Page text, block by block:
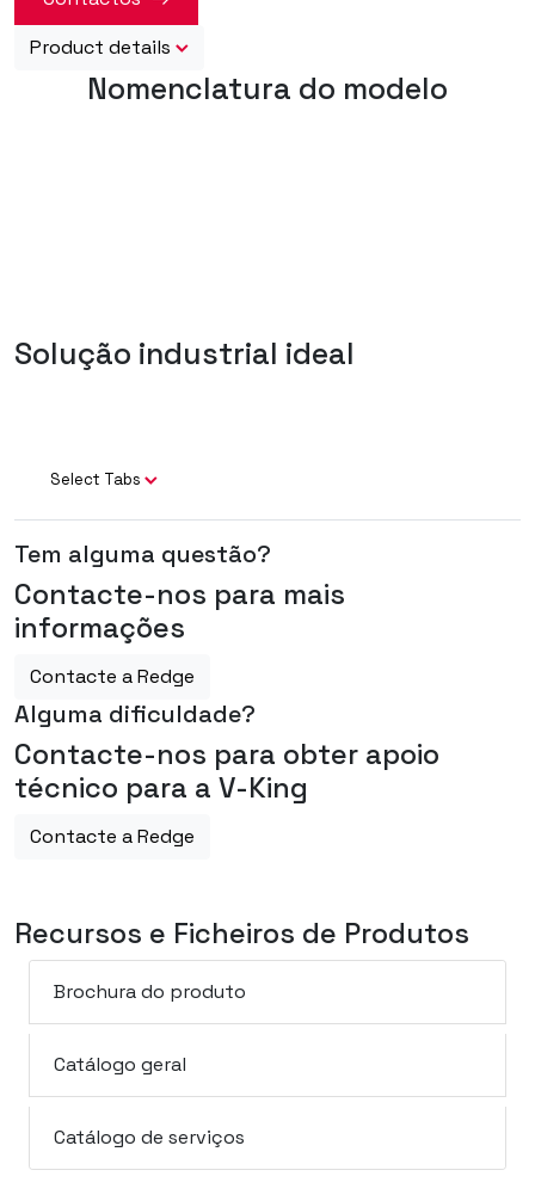
Product details
Nomenclatura do modelo
Solução industrial ideal
Select Tabs
Tem alguma questão?
Contacte-nos para mais
informações
Contacte a Redge
Alguma dificuldade?
Contacte-nos para obter apoio
técnico para a V-King
Contacte a Redge
Recursos e Ficheiros de Produtos
Brochura do produto
Catálogo geral
Catálogo de serviços